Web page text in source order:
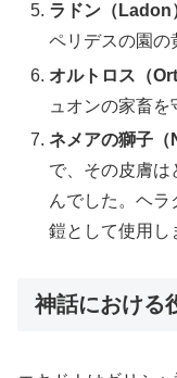
ラドン（Ladon
ペリデスの園の
オルトロス（
ュオンの家畜を
ネメアの獅子（
で、その皮膚は
んでした。ヘ
鎧として使用し
神話における